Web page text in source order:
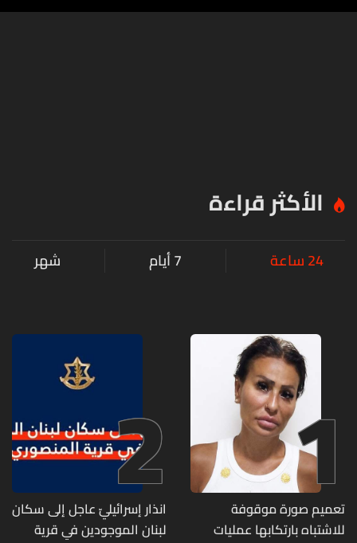
الأكثر قراءة
24 ساعة 7 أيام شهر
1
تعميم صورة موقوفة
للاشتباه بارتكابها عمليات
2
انذار إسرائيليّ عاجل إلى سكان
لبنان الموجودين في قرية